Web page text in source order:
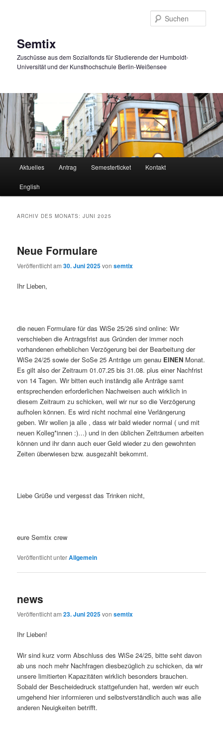
Semtix
Zuschüsse aus dem Sozialfonds für Studierende der Humboldt-
Universität und der Kunsthochschule Berlin-Weißensee
Aktuelles Antrag Semesterticket Kontakt
English
ARCHIV DES MONATS:JUNI 2025
Neue Formulare
Veröffentlicht am30. Juni 2025vonsemtix
Ihr Lieben,
die neuen Formulare für das WiSe 25/26 sind online: Wir
verschieben die Antragsfrist aus Gründen der immer noch
vorhandenen erheblichen Verzögerung bei der Bearbeitung der
WiSe 24/25 sowie der SoSe 25 Anträge um genau EINEN Monat.
Es gilt also der Zeitraum 01.07.25 bis 31.08. plus einer Nachfrist
von 14 Tagen. Wir bitten euch inständig alle Anträge samt
entsprechenden erforderlichen Nachweisen auch wirklich in
diesem Zeitraum zu schicken, weil wir nur so die Verzögerung
aufholen können. Es wird nicht nochmal eine Verlängerung
geben. Wir wollen ja alle , dass wir bald wieder normal ( und mit
neuen Kolleg*innen :)…) und in den üblichen Zeiträumen arbeiten
können und ihr dann auch euer Geld wieder zu den gewohnten
Zeiten überwiesen bzw. ausgezahlt bekommt.
Liebe Grüße und vergesst das Trinken nicht,
eure Semtix crew
Veröffentlicht unterAllgemein
news
Veröffentlicht am23. Juni 2025vonsemtix
Ihr Lieben!
Wir sind kurz vorm Abschluss des WiSe 24/25, bitte seht davon
ab uns noch mehr Nachfragen diesbezüglich zu schicken, da wir
unsere limitierten Kapazitäten wirklich besonders brauchen.
Sobald der Bescheidedruck stattgefunden hat, werden wir euch
umgehend hier informieren und selbstverständlich auch was alle
anderen Neuigkeiten betrifft.